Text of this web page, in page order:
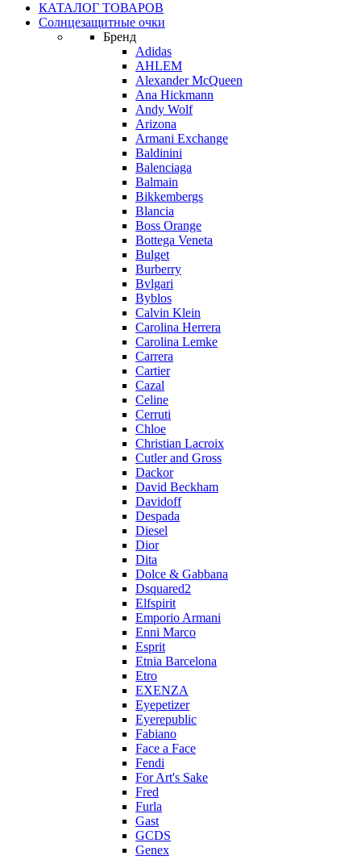
КАТАЛОГ ТОВАРОВ
Солнцезащитные очки
Бренд
Adidas
AHLEM
Alexander McQueen
Ana Hickmann
Andy Wolf
Arizona
Armani Exchange
Baldinini
Balenciaga
Balmain
Bikkembergs
Blancia
Boss Orange
Bottega Veneta
Bulget
Burberry
Bvlgari
Byblos
Calvin Klein
Carolina Herrera
Carolina Lemke
Carrera
Cartier
Cazal
Celine
Cerruti
Chloe
Christian Lacroix
Cutler and Gross
Dackor
David Beckham
Davidoff
Despada
Diesel
Dior
Dita
Dolce & Gabbana
Dsquared2
Elfspirit
Emporio Armani
Enni Marco
Esprit
Etnia Barcelona
Etro
EXENZA
Eyepetizer
Eyerepublic
Fabiano
Face a Face
Fendi
For Art's Sake
Fred
Furla
Gast
GCDS
Genex